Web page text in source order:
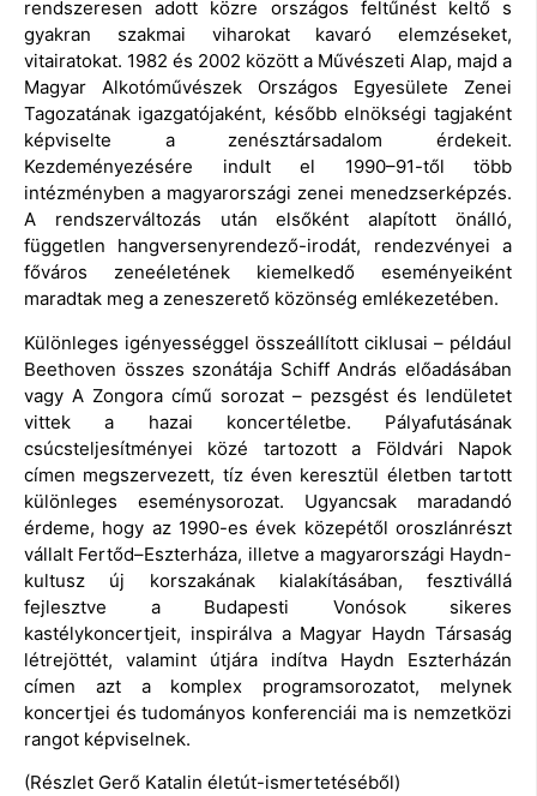
rendszeresen adott közre országos feltűnést keltő s
gyakran szakmai viharokat kavaró elemzéseket,
vitairatokat. 1982 és 2002 között a Művészeti Alap, majd a
Magyar Alkotóművészek Országos Egyesülete Zenei
Tagozatának igazgatójaként, később elnökségi tagjaként
képviselte a zenésztársadalom érdekeit.
Kezdeményezésére indult el 1990–91-től több
intézményben a magyarországi zenei menedzserképzés.
A rendszerváltozás után elsőként alapított önálló,
független hangversenyrendező-irodát, rendezvényei a
főváros zeneéletének kiemelkedő eseményeiként
maradtak meg a zeneszerető közönség emlékezetében.
Különleges igényességgel összeállított ciklusai – például
Beethoven összes szonátája Schiff András előadásában
vagy A Zongora című sorozat – pezsgést és lendületet
vittek a hazai koncertéletbe. Pályafutásának
csúcsteljesítményei közé tartozott a Földvári Napok
címen megszervezett, tíz éven keresztül életben tartott
különleges eseménysorozat. Ugyancsak maradandó
érdeme, hogy az 1990-es évek közepétől oroszlánrészt
vállalt Fertőd–Eszterháza, illetve a magyarországi Haydn-
kultusz új korszakának kialakításában, fesztivállá
fejlesztve a Budapesti Vonósok sikeres
kastélykoncertjeit, inspirálva a Magyar Haydn Társaság
létrejöttét, valamint útjára indítva Haydn Eszterházán
címen azt a komplex programsorozatot, melynek
koncertjei és tudományos konferenciái ma is nemzetközi
rangot képviselnek.
(Részlet Gerő Katalin életút-ismertetéséből)